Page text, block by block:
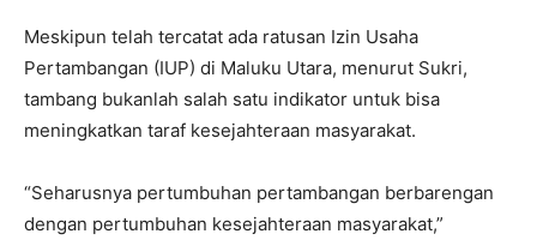
Meskipun telah tercatat ada ratusan Izin Usaha
Pertambangan (IUP) di Maluku Utara, menurut Sukri,
tambang bukanlah salah satu indikator untuk bisa
meningkatkan taraf kesejahteraan masyarakat.
“Seharusnya pertumbuhan pertambangan berbarengan
dengan pertumbuhan kesejahteraan masyarakat,”